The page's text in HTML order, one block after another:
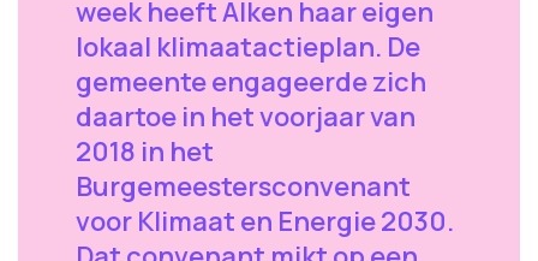
week heeft Alken haar eigen
lokaal klimaatactieplan. De
gemeente engageerde zich
daartoe in het voorjaar van
2018 in het
Burgemeestersconvenant
voor Klimaat en Energie 2030.